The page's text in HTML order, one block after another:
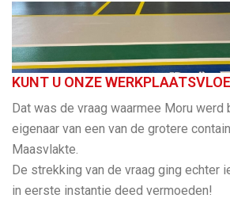
KUNT U ONZE
Dat was de vraag waarmee Moru werd
eigenaar van een van de grotere
Maasvlakte.
De strekking van de vraag ging echter
in eerste instantie deed vermoeden!